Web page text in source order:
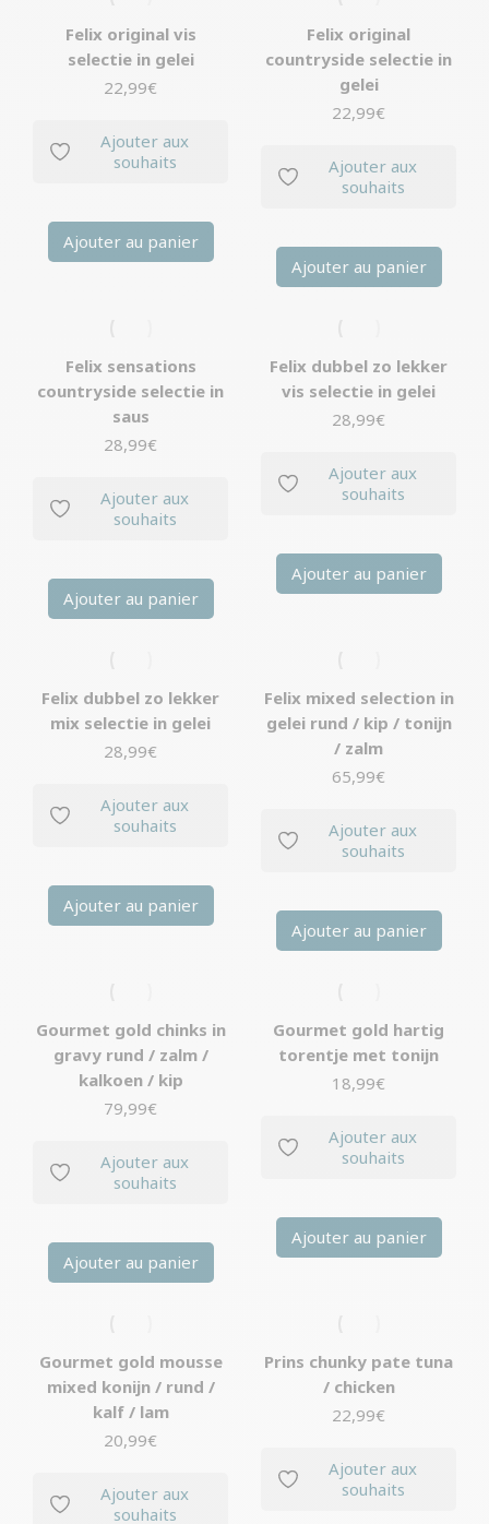
Felix original vis
selectie in gelei
22,99€
Ajouter aux
souhaits
Ajouter au panier
Felix original
countryside selectie in
gelei
22,99€
Ajouter aux
souhaits
Ajouter au panier
Felix sensations
countryside selectie in
saus
28,99€
Ajouter aux
souhaits
Ajouter au panier
Felix dubbel zo lekker
vis selectie in gelei
28,99€
Ajouter aux
souhaits
Ajouter au panier
Felix dubbel zo lekker
mix selectie in gelei
28,99€
Ajouter aux
souhaits
Ajouter au panier
Felix mixed selection in
gelei rund / kip / tonijn
/ zalm
65,99€
Ajouter aux
souhaits
Ajouter au panier
Gourmet gold chinks in
gravy rund / zalm /
kalkoen / kip
79,99€
Ajouter aux
souhaits
Ajouter au panier
Gourmet gold hartig
torentje met tonijn
18,99€
Ajouter aux
souhaits
Ajouter au panier
Gourmet gold mousse
mixed konijn / rund /
kalf / lam
20,99€
Ajouter aux
souhaits
Prins chunky pate tuna
/ chicken
22,99€
Ajouter aux
souhaits